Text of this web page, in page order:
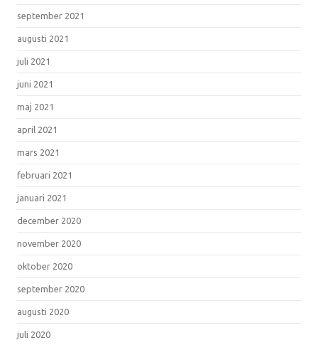
september 2021
augusti 2021
juli 2021
juni 2021
maj 2021
april 2021
mars 2021
februari 2021
januari 2021
december 2020
november 2020
oktober 2020
september 2020
augusti 2020
juli 2020